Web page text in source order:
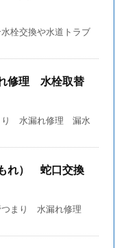
栓交換や水道トラブ
修理 水栓取替
り 水漏れ修理 漏水
れ） 蛇口交換
つまり 水漏れ修理